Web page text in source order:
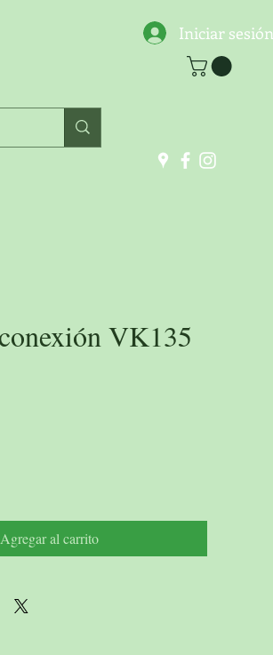
Iniciar sesión
VK135
Agregar al carrito